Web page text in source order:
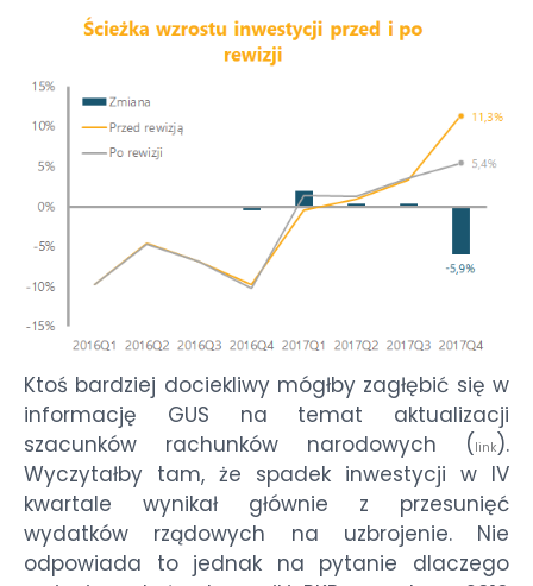
Ktoś bardziej dociekliwy mógłby zagłębić się w
informację GUS na temat aktualizacji
szacunków rachunków narodowych ( link).
Wyczytałby tam, że spadek inwestycji w IV
kwartale wynikał głównie z przesunięć
wydatków rządowych na uzbrojenie. Nie
odpowiada to jednak na pytanie dlaczego